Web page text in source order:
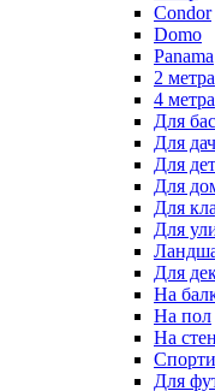
Condor
Domo
Panama
2 метра
4 метра
Для
Для
Для
Для
Для
Для
Для
На
На пол
На
Для